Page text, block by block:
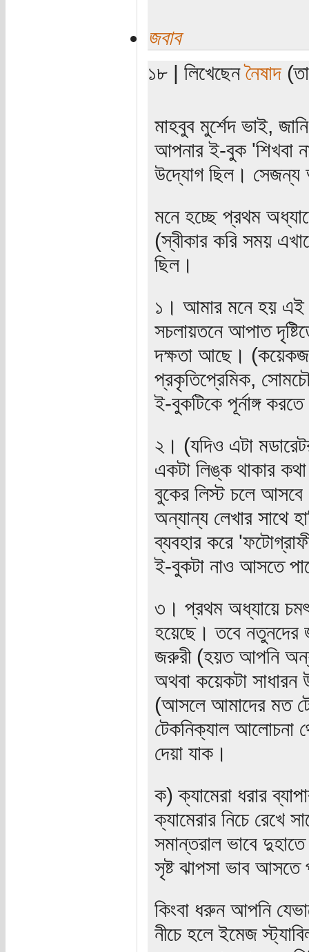
জবাব
১৮ | লিখেছেননৈষাদ
মাহবুব মুর্শেদ ভাই,
আপনার ই-বুক 'শিখবা
উদ্যোগ ছিল। সেজন্য
মনে হচ্ছে প্রথম
(স্বীকার করি সময়
ছিল।
১। আমার মনে হয় এই
সচলায়তনে আপাত
দক্ষতা আছে।
প্রকৃতিপ্রেমিক,
ই-বুকটিকে পূর্নাঙ্গ
২। (যদিও এটা
একটা লিঙ্ক থাকার
বুকের লিস্ট চলে
অন্যান্য লেখার সাথে
ব্যবহার করে
ই-বুকটা নাও আসতে
৩। প্রথম অধ্যায়ে
হয়েছে। তবে নতুনদের
জরুরী (হয়ত আপনি
অথবা কয়েকটা সাধারন
(আসলে আমাদের মত
টেকনিক্যাল আলোচনা
দেয়া যাক।
ক) ক্যামেরা ধরার
ক্যামেরার নিচে রেখে
সমান্তরাল ভাবে
সৃষ্ট ঝাপসা ভাব আসতে
কিংবা ধরুন আপনি
নীচে হলে ইমেজ